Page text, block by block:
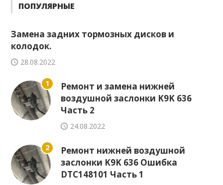
ПОПУЛЯРНЫЕ
Замена задних тормозных дисков и
колодок.
28.08.2022
1
Ремонт и замена нижней
воздушной заслонки K9K 636
Часть 2
24.08.2022
2
Ремонт нижней воздушной
заслонки K9K 636 Ошибка
DTC148101 Часть 1